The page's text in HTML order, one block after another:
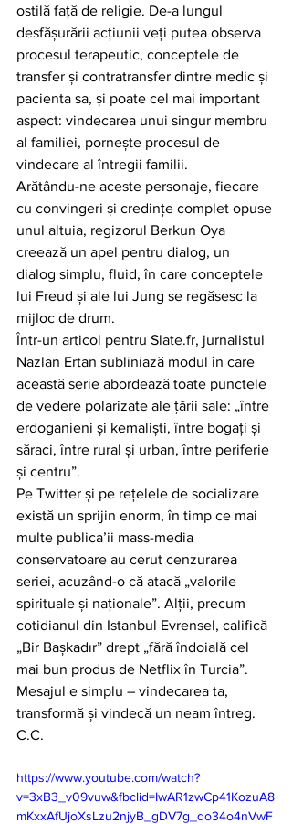
ostilă față de religie. De-a lungul
desfășurării acțiunii veți putea observa
procesul terapeutic, conceptele de
transfer și contratransfer dintre medic și
pacienta sa, și poate cel mai important
aspect: vindecarea unui singur membru
al familiei, pornește procesul de
vindecare al întregii familii.
Arătându-ne aceste personaje, fiecare
cu convingeri și credințe complet opuse
unul altuia, regizorul Berkun Oya
creează un apel pentru dialog, un
dialog simplu, fluid, în care conceptele
lui Freud și ale lui Jung se regăsesc la
mijloc de drum.
Într-un articol pentru Slate.fr, jurnalistul
Nazlan Ertan subliniază modul în care
această serie abordează toate punctele
de vedere polarizate ale țării sale: „între
erdoganieni și kemaliști, între bogați și
săraci, între rural și urban, între periferie
și centru”.
Pe Twitter și pe rețelele de socializare
există un sprijin enorm, în timp ce mai
multe publica’ii mass-media
conservatoare au cerut cenzurarea
seriei, acuzând-o că atacă „valorile
spirituale și naționale”. Alții, precum
cotidianul din Istanbul Evrensel, califică
„Bir Bașkadır” drept „fără îndoială cel
mai bun produs de Netflix în Turcia”.
Mesajul e simplu – vindecarea ta,
transformă și vindecă un neam întreg.
C.C.
https://www.youtube.com/watch?
v=3xB3_v09vuw&fbclid=IwAR1zwCp41KozuA8
mKxxAfUjoXsLzu2njyB_gDV7g_qo34o4nVwF